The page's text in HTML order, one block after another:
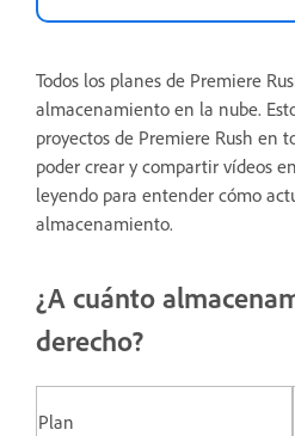
Todos los planes de Premiere
almacenamiento en la nube.
proyectos de Premiere Rush en
poder crear y compartir vídeos
leyendo para entender cómo
almacenamiento.
¿A cuánto
derecho?
Plan